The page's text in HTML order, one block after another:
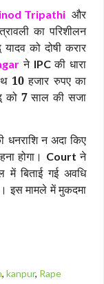
Tripathi और
का परिशीलन
को दोषी करार
ने IPCकी धारा
10 हजार रुपए का
को 7साल की सजा
धनराशि न अदा किए
होगा। Court ने
बिताई गई अवधि
इस मामले में मुकदमा
, kanpur, Rape